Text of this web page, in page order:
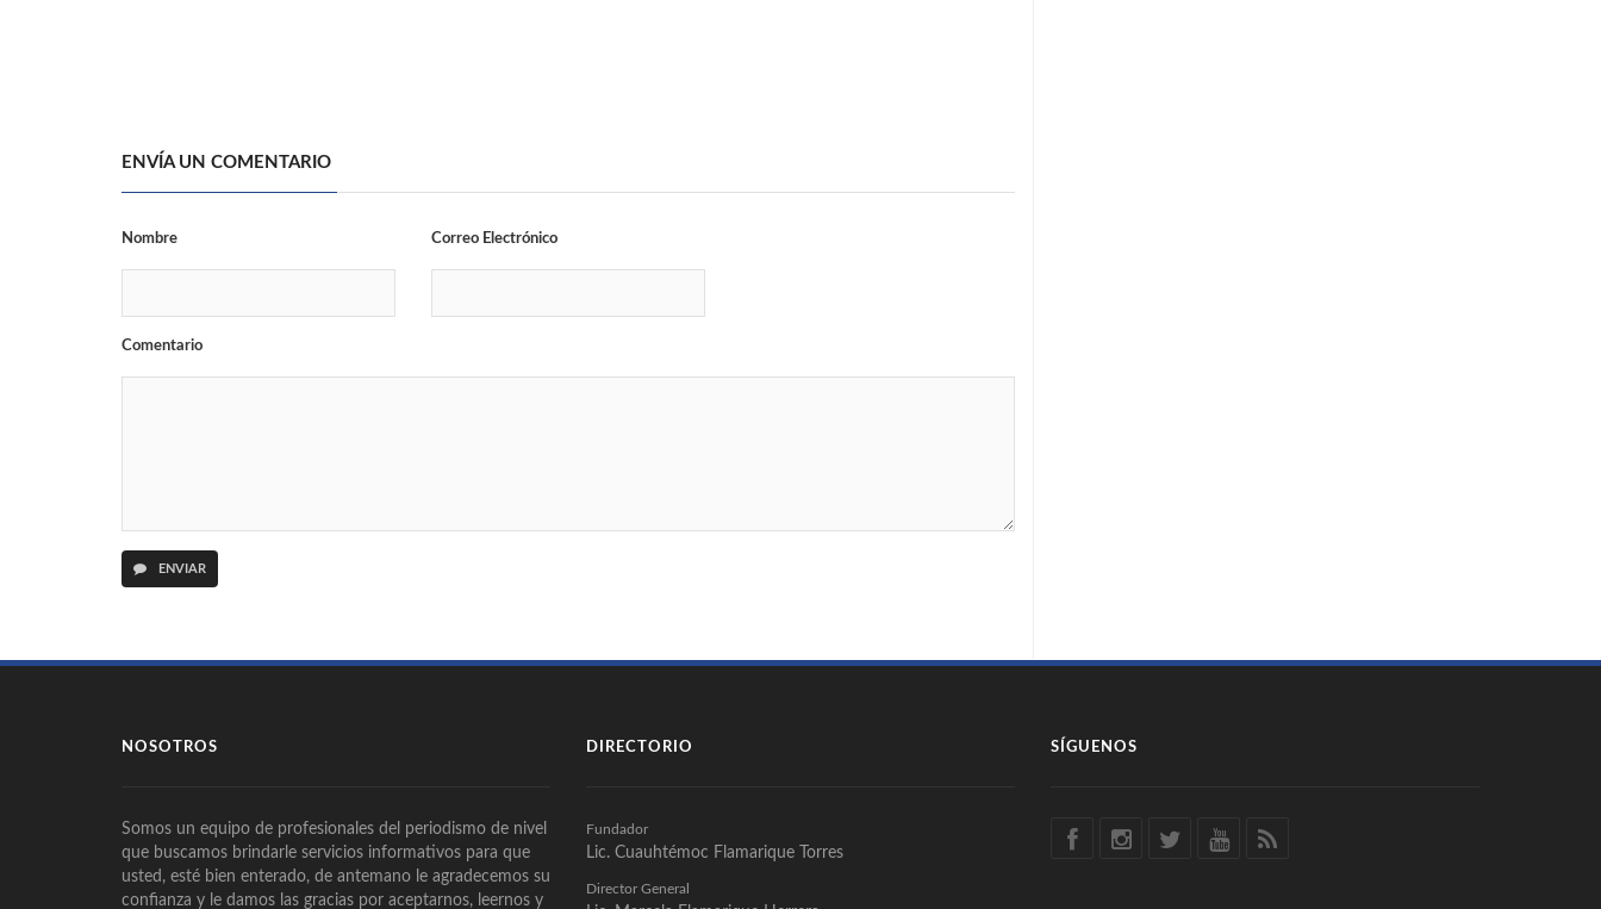
ENVÍA UN COMENTARIO
Nombre Correo Electrónico
Comentario
ENVIAR
NOSOTROS
Somos un equipo de profesionales del periodismo de nivel
que buscamos brindarle servicios informativos para que
usted, esté bien enterado, de antemano le agradecemos su
confianza y le damos las gracias por aceptarnos, leernos y
DIRECTORIO
Fundador
Lic. Cuauhtémoc Flamarique Torres
Director General
SÍGUENOS